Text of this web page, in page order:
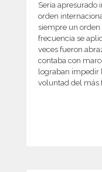
Sería apresurado
orden
siempre un
frecuencia se
veces fueron
contaba con
lograban impedir
voluntad del más